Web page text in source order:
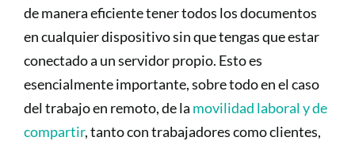
de manera eficiente tener todos los documentos
en cualquier dispositivo sin que tengas que estar
conectado a un servidor propio. Esto es
esencialmente importante, sobre todo en el caso
del trabajo en remoto, de la movilidad laboral y de
compartir, tanto con trabajadores como clientes,